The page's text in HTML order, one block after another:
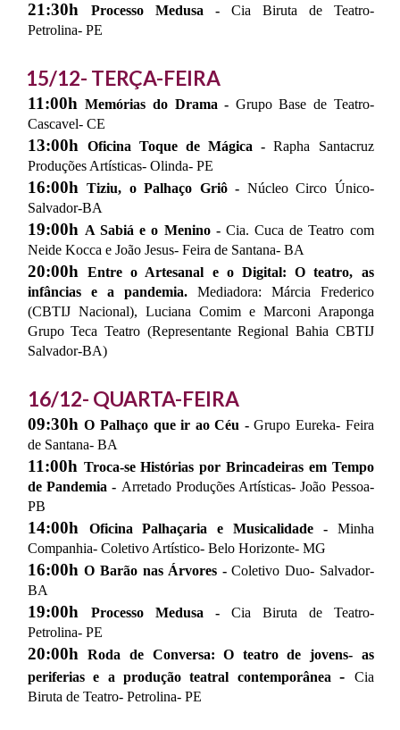
21:30h Processo Medusa -Cia Biruta de Teatro-
Petrolina- PE
15/12- TERÇA-FEIRA
11:00hMemórias do Drama - Grupo Base de Teatro-
Cascavel- CE
13:00h Oficina Toque de Mágica -Rapha Santacruz
Produções Artísticas- Olinda- PE
16:00hTiziu, o Palhaço Griô - Núcleo Circo Único-
Salvador-BA
19:00h A Sabiá e o Menino -Cia. Cuca de Teatro com
Neide Kocca e João Jesus- Feira de Santana- BA
20:00h
Entre o Artesanal e o Digital: O teatro, as
infâncias e a pandemia. Mediadora: Márcia Frederico
(CBTIJ Nacional), Luciana Comim e Marconi Araponga
Grupo Teca Teatro (Representante Regional Bahia CBTIJ
Salvador-BA)
16/12- QUARTA-FEIRA
09:30hO Palhaço que ir ao Céu -Grupo Eureka- Feira
de Santana- BA
11:00h Troca-se Histórias por Brincadeiras em Tempo
de Pandemia - Arretado Produções Artísticas- João Pessoa-
PB
14:00h Oficina Palhaçaria e Musicalidade - Minha
Companhia- Coletivo Artístico- Belo Horizonte- MG
16:00hO Barão nas Árvores -Coletivo Duo- Salvador-
BA
19:00h Processo Medusa - Cia Biruta de Teatro-
Petrolina- PE
20:00hRoda de Conversa: O teatro de jovens- as
periferias e a produção teatral contemporânea-
Cia
Biruta de Teatro- Petrolina- PE